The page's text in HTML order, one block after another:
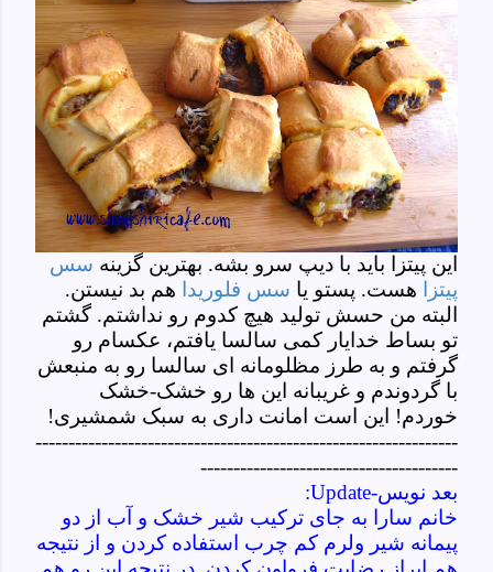
این پیتزا باید با دیپ سرو بشه. بهترین گزینه سس
پیتزا هست. پستو یا سس فلوریدا هم بد نیستن.
البته من حسش تولید هیچ کدوم رو نداشتم. گشتم
تو بساط خدایار کمی سالسا یافتم، عکسام رو
گرفتم و به طرز مظلومانه ای سالسا رو به منبعش
با گردوندم و غریبانه این ها رو خشک-خشک
خوردم! این است امانت داری به سبک شمشیری!
----------------------------------------------------------------
---------------------------------------
بعد نویس-Update:
خانم سارا به جای ترکیب شیر خشک و آب از دو
پیمانه شیر ولرم کم چرب استفاده کردن و از نتیجه